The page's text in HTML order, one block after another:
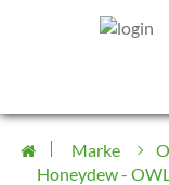
Marke
Honeydew -